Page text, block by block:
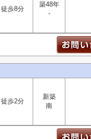
徒歩8分
築48年
-
徒歩2分
新築
南